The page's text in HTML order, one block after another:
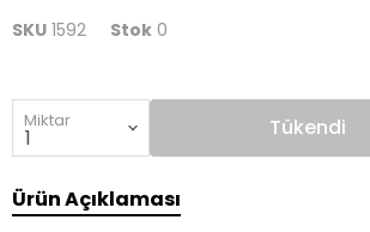
SKU 1592 Stok 0
Miktar Tükendi
Ürün Açıklaması